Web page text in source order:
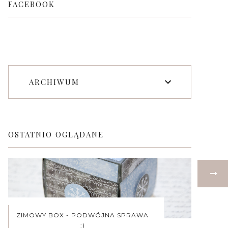
FACEBOOK
ARCHIWUM
OSTATNIO OGLĄDANE
ZIMOWY BOX - PODWÓJNA SPRAWA
:)